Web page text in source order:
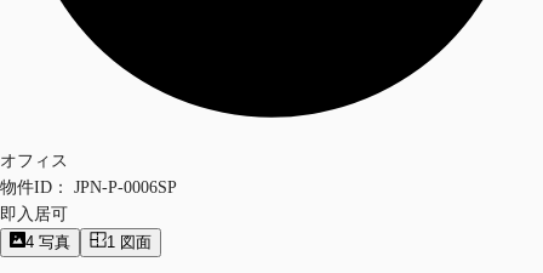
オフィス
物件ID：
JPN-P-0006SP
即入居可
4 写真 1 図面